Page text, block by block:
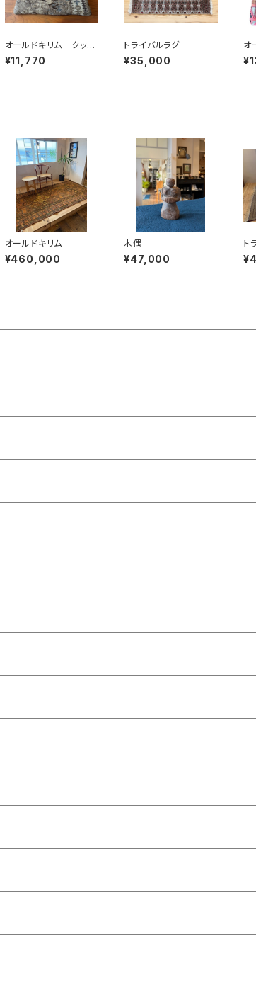
オールドキリム クッシ
ョン
¥11,770
トライバルラグ
¥35,000
オ
ョ
オールドキリム
¥460,000
木偶
¥47,000
ト